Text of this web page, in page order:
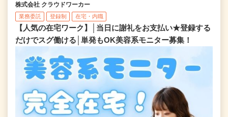
株式会社 クラウドワーカー
業務委託 登録制 在宅・内職
【人気の在宅ワーク】│当日に謝礼をお支払い★登録する
だけでスグ働ける│単発もOK美容系モニター募集！